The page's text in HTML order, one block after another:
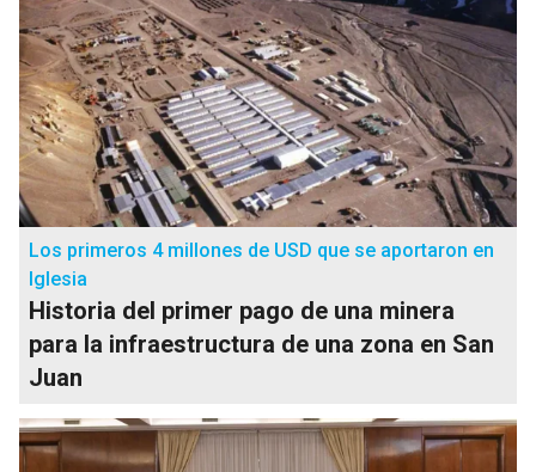
Los primeros 4 millones de USD que se aportaron en
Iglesia
Historia del primer pago de una minera
para la infraestructura de una zona en San
Juan